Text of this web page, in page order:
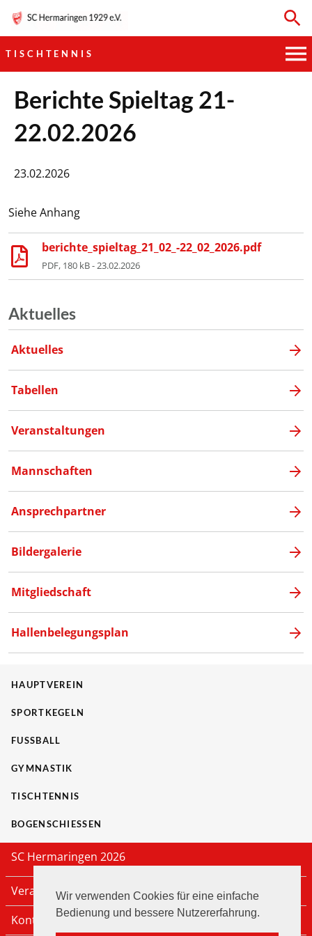
Wir verwenden Cookies für eine einfache
Bedienung und bessere Nutzererfahrung.
TISCHTENNIS
HAUPTVEREIN
SPORTKEGELN
TISCHTENNIS
BOGENSCHIESSEN
Berichte Spieltag 21-
22.02.2026
23.02.2026
Siehe Anhang
berichte_spieltag_21_02_-22_02_2026.pdf
PDF, 180 kB - 23.02.2026
Aktuelles
Aktuelles
Tabellen
Veranstaltungen
Mannschaften
Ansprechpartner
Bildergalerie
Mitgliedschaft
Hallenbelegungsplan
HAUPTVEREIN
SPORTKEGELN
FUSSBALL
GYMNASTIK
TISCHTENNIS
BOGENSCHIESSEN
SC Hermaringen 2026
Veranstaltungen
Kontakt